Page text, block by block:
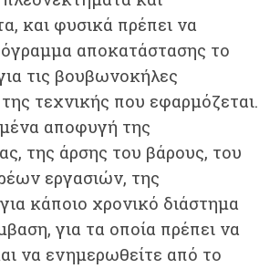
και φυσικά πρέπει να
αποκατάστασης το
τις βουβωνοκήλες
τεχνικής που εφαρμόζεται.
αποφυγή της
της άρσης του βάρους, του
εργασιών, της
κάποιο χρονικό διάστημα
για τα οποία πρέπει να
να ενημερωθείτε από το